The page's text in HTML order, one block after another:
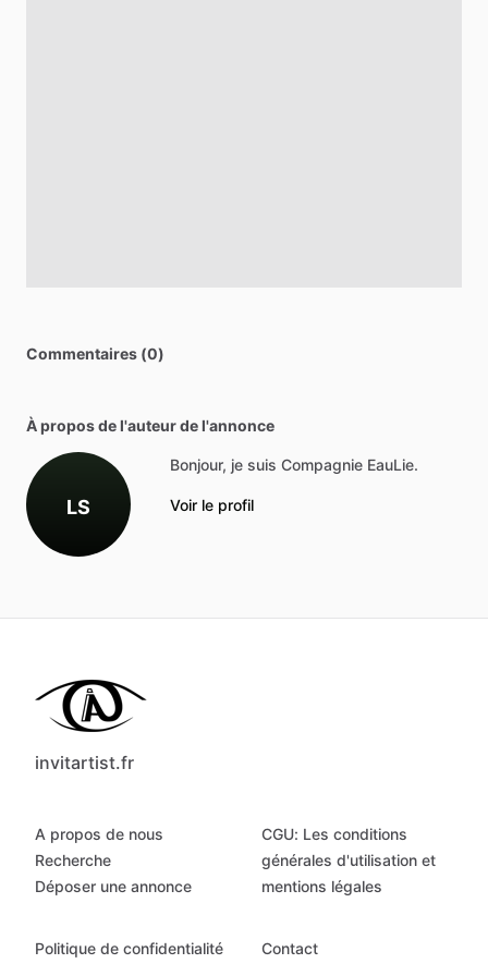
Commentaires (0)
À propos de l'auteur de l'annonce
LS
Bonjour, je suis Compagnie EauLie.
Voir le profil
invitartist.fr
A propos de nous
Recherche
Déposer une annonce
CGU: Les conditions
générales d'utilisation et
mentions légales
Politique de confidentialité Contact